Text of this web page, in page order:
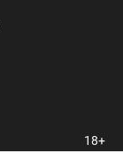
18+